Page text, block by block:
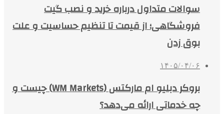
سوالات متداول درباره خرید و نصب گیت
فروشگاهی؛ از قیمت تا تنظیم حساسیت و علت
بوق زدن
۱۴۰۵/۰۴/۰۶
بروکر دبلیو ام مارکتس (WM Markets) چیست و
چه خدماتی ارائه می‌دهد؟